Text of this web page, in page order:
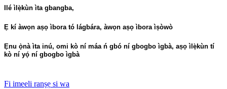
Ilé ìlẹ̀kùn ìta gbangba,
Ẹ kí àwọn aṣọ ìbora tó lágbára, àwọn aṣọ ìbora ìṣòwò
Ẹnu ọ̀nà ìta inú, omi kò ní máa ń gbó ní gbogbo ìgbà, aṣọ ìlẹ̀kùn tí
kò ní yọ́ ní gbogbo ìgbà
Fi imeeli ranṣẹ si wa